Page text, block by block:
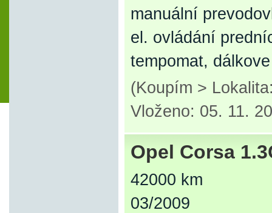
manuální
el. ovládání
tempomat,
(Koupím >
Vloženo: 05. 11.
Opel Corsa
42000 km
03/2009